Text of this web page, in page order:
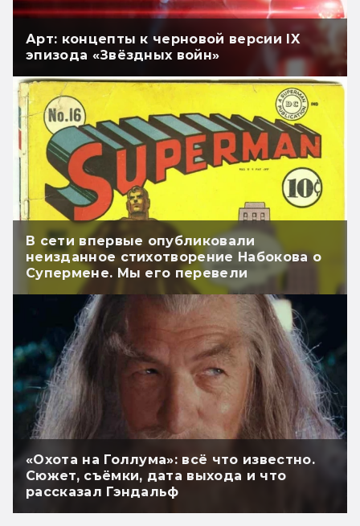
Арт: концепты к черновой версии IX
эпизода «Звёздных войн»
В сети впервые опубликовали
неизданное стихотворение Набокова о
Супермене. Мы его перевели
«Охота на Голлума»: всё что известно.
Сюжет, съёмки, дата выхода и что
рассказал Гэндальф